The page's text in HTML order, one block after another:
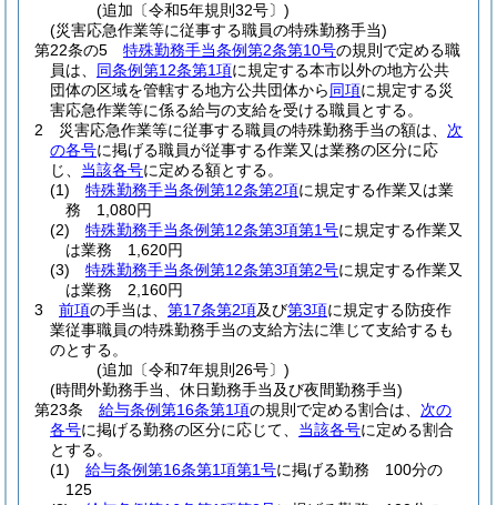
(追加〔令和5年規則32号〕)
(災害応急作業等に従事する職員の特殊勤務手当)
第22条の5
特殊勤務手当条例第2条第10号の規則で定める職
員は、 同条例第12条第1項に規定する本市以外の地方公共
団体の区域を管轄する地方公共団体から同項に規定する災
害応急作業等に係る給与の支給を受ける職員とする。
2
災害応急作業等に従事する職員の特殊勤務手当の額は、 次
の各号に掲げる職員が従事する作業又は業務の区分に応
じ、 当該各号に定める額とする。
(1)
特殊勤務手当条例第12条第2項に規定する作業又は業
務 1,080円
(2)
特殊勤務手当条例第12条第3項第1号に規定する作業又
は業務 1,620円
(3)
特殊勤務手当条例第12条第3項第2号に規定する作業又
は業務 2,160円
3
前項の手当は、 第17条第2項及び第3項に規定する防疫作
業従事職員の特殊勤務手当の支給方法に準じて支給するも
のとする。
(追加〔令和7年規則26号〕)
(時間外勤務手当、休日勤務手当及び夜間勤務手当)
第23条
給与条例第16条第1項の規則で定める割合は、 次の
各号に掲げる勤務の区分に応じて、 当該各号に定める割合
とする。
(1)
給与条例第16条第1項第1号に掲げる勤務 100分の
125